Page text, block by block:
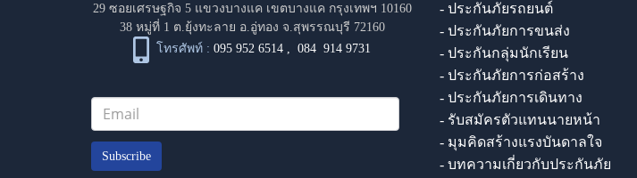
29 ซอยเศรษฐกิจ 5 แขวงบางแค เขตบางแค กรุงเทพฯ 10160
38 หมู่ที่ 1 ต.ยุ้งทะลาย อ.อู่ทอง จ.สุพรรณบุรี 72160
โทรศัพท์ : 095 952 6514 ,084 914 9731
Subscribe
- ประกันภัยรถยนต์
- ประกันภัยการขนส่ง
- ประกันกลุ่มนักเรียน
- ประกันภัยการก่อสร้าง
- ประกันภัยการเดินทาง
- รับสมัครตัวแทนนายหน้า
- มุมคิดสร้างแรงบันดาลใจ
- บทความเกี่ยวกับประกันภัย